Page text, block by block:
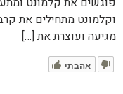
וקלמונט מתחילים את
מגיעה ועוצרת את […]
אהבתי